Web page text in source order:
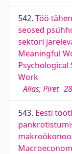
542. Töö
seosed
sektori
Meaningful
Psychological
Work
Allas, Piret
543. Eesti